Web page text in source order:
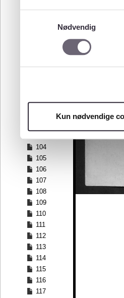
Nødvendig
Kun nødvendige
97
100
104
105
106
107
108
109
110
111
112
113
114
115
116
117